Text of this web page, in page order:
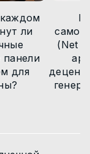
ли
панели
для
(Net